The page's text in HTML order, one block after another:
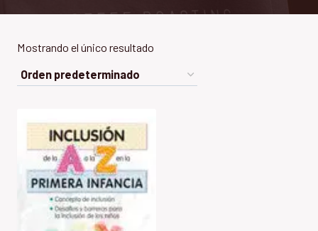
Mostrando el único resultado